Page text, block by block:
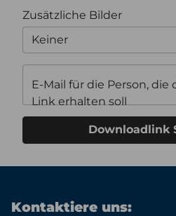
Zusätzliche Bilder
Keiner
E-Mail für die Person, die
Link erhalten soll
Downloadlink
Kontaktiere uns: